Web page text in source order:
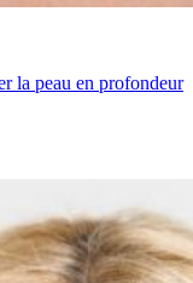
la peau en profondeur